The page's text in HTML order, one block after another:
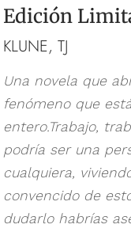
Edición
KLUNE, TJ
Una novela que
fenómeno que
entero.Trabajo,
podría ser una
cualquiera,
convencido de
dudarlo habrías